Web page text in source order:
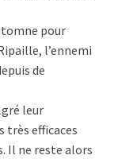
pour
l’ennemi
de
leur
très efficaces
Il ne reste alors